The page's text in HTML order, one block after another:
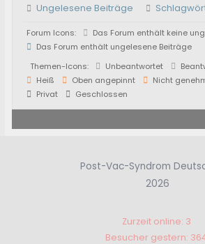
Ungelesene Beiträge
Forum Icons:
Das Forum enthält keine
Das Forum enthält ungelesene Beiträge
Themen-Icons:
Unbeantwortet
Heiß
Oben angepinnt Nicht
Privat
Geschlossen
Post-Vac-Syndrom
2026
Zurzeit online: 3
Besucher gestern: